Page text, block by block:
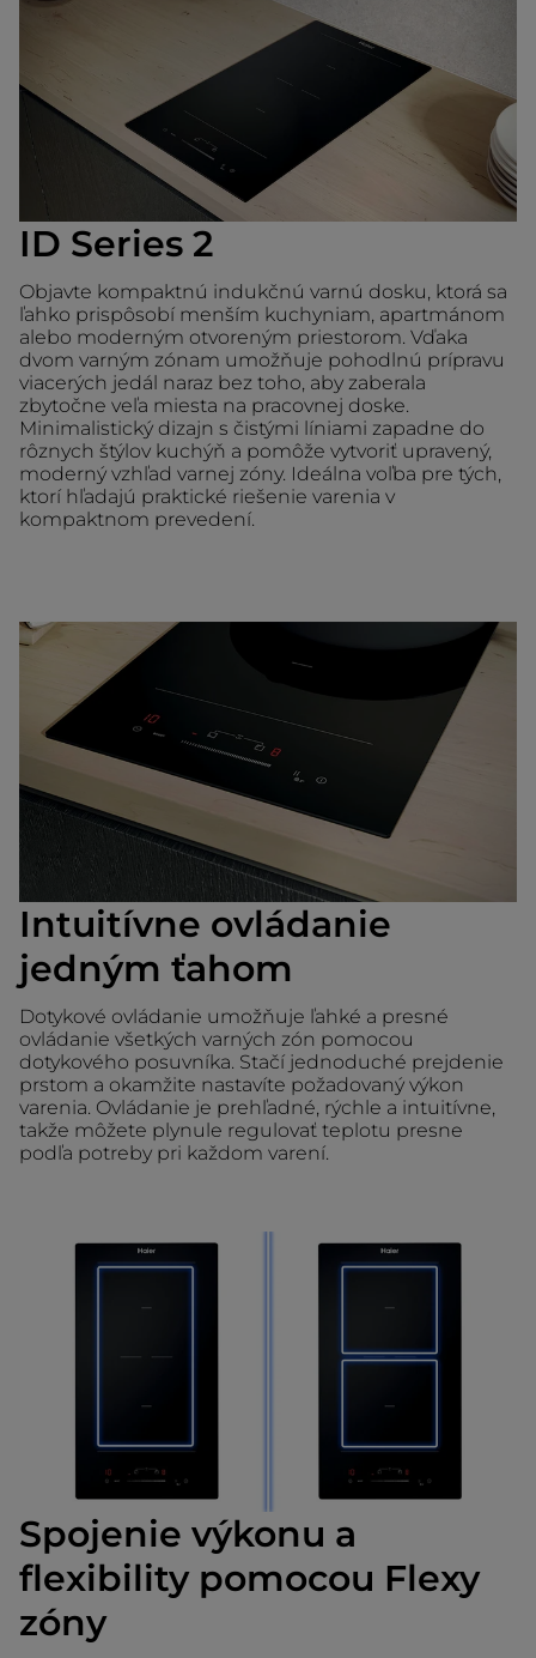
ID Series 2
Objavte kompaktnú indukčnú varnú dosku, ktorá sa
ľahko prispôsobí menším kuchyniam, apartmánom
alebo moderným otvoreným priestorom. Vďaka
dvom varným zónam umožňuje pohodlnú prípravu
viacerých jedál naraz bez toho, aby zaberala
zbytočne veľa miesta na pracovnej doske.
Minimalistický dizajn s čistými líniami zapadne do
rôznych štýlov kuchýň a pomôže vytvoriť upravený,
moderný vzhľad varnej zóny. Ideálna voľba pre tých,
ktorí hľadajú praktické riešenie varenia v
kompaktnom prevedení.
Intuitívne ovládanie
jedným ťahom
Dotykové ovládanie umožňuje ľahké a presné
ovládanie všetkých varných zón pomocou
dotykového posuvníka. Stačí jednoduché prejdenie
prstom a okamžite nastavíte požadovaný výkon
varenia. Ovládanie je prehľadné, rýchle a intuitívne,
takže môžete plynule regulovať teplotu presne
podľa potreby pri každom varení.
Spojenie výkonu a
flexibility pomocou Flexy
zóny